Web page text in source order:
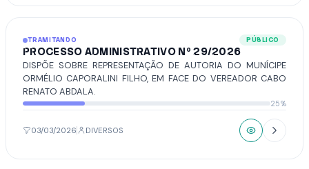
TRAMITANDO PÚBLICO
PROCESSO ADMINISTRATIVO Nº 29/2026
DISPÕE SOBRE REPRESENTAÇÃO DE AUTORIA DO MUNÍCIPE
ORMÉLIO CAPORALINI FILHO, EM FACE DO VEREADOR CABO
RENATO ABDALA.
25%
03/03/2026 DIVERSOS